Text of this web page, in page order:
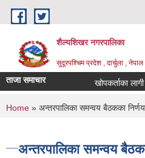
Skip to main content
शैल्यशिखर नगरपालिका
सुदूरपश्चिम प्रदेश , दार्चुला , नेपाल
ताजा समाचार खोपकर्ताका
You are here
Home » अन्तरपालिका समन्वय बैठकका
अन्तरपालिका समन्वय